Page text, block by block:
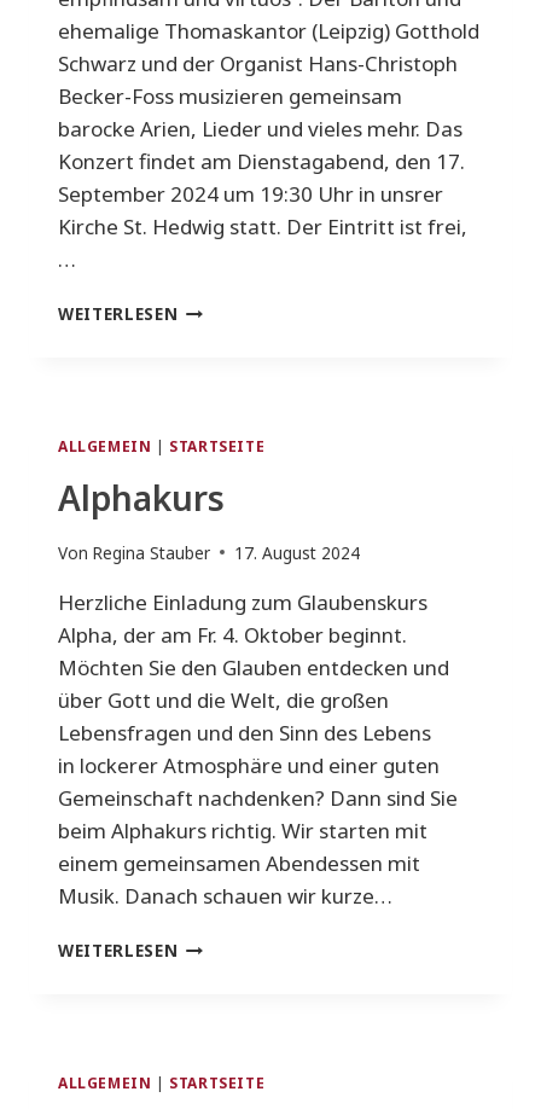
ehemalige Thomaskantor (Leipzig) Gotthold
Schwarz und der Organist Hans-Christoph
Becker-Foss musizieren gemeinsam
barocke Arien, Lieder und vieles mehr. Das
Konzert findet am Dienstagabend, den 17.
September 2024 um 19:30 Uhr in unsrer
Kirche St. Hedwig statt. Der Eintritt ist frei,
…
WEITERLESEN KLÄNGE
ALLGEMEIN | STARTSEITE
Alphakurs
Von Regina Stauber 17. August 2024
Herzliche Einladung zum Glaubenskurs
Alpha, der am Fr. 4. Oktober beginnt.
Möchten Sie den Glauben entdecken und
über Gott und die Welt, die großen
Lebensfragen und den Sinn des Lebens
in lockerer Atmosphäre und einer guten
Gemeinschaft nachdenken? Dann sind Sie
beim Alphakurs richtig. Wir starten mit
einem gemeinsamen Abendessen mit
Musik. Danach schauen wir kurze…
WEITERLESEN ALPHAKURS
ALLGEMEIN | STARTSEITE